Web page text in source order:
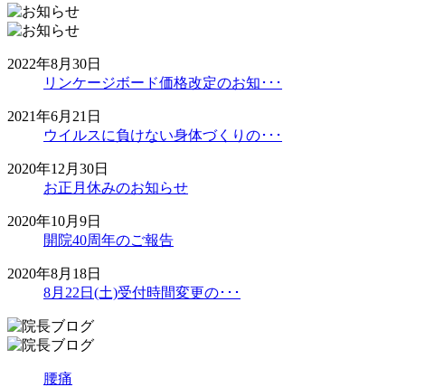
2022年8月30日
リンケージボード価格改定のお知･･･
2021年6月21日
ウイルスに負けない身体づくりの･･･
2020年12月30日
お正月休みのお知らせ
2020年10月9日
開院40周年のご報告
2020年8月18日
8月22日(土)受付時間変更の･･･
腰痛